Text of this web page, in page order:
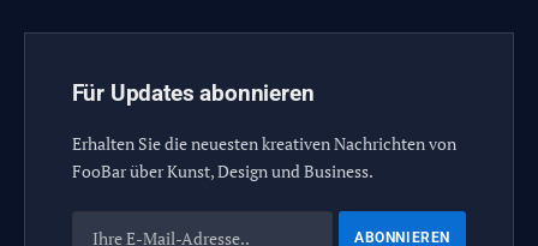
Für Updates abonnieren
Erhalten Sie die neuesten kreativen Nachrichten von
FooBar über Kunst, Design und Business.